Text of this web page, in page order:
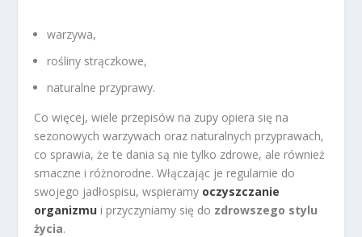
warzywa,
rośliny strączkowe,
naturalne przyprawy.
Co więcej, wiele przepisów na zupy opiera się na
sezonowych warzywach oraz naturalnych przyprawach,
co sprawia, że te dania są nie tylko zdrowe, ale również
smaczne i różnorodne. Włączając je regularnie do
swojego jadłospisu, wspieramy oczyszczanie
organizmu i przyczyniamy się do zdrowszego stylu
życia.